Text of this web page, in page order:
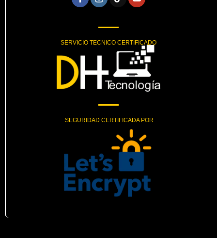
SERVICIO TECNICO CERTIFICADO
SEGURIDAD CERTIFICADA POR